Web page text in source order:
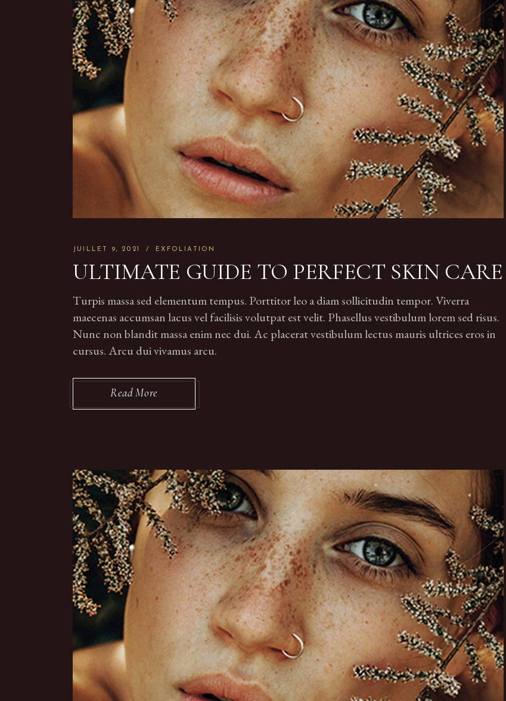
JUILLET 9, 2021 EXFOLIATION
ULTIMATE GUIDE TO PERFECT SKIN CARE
Turpis massa sed elementum tempus. Porttitor leo a diam sollicitudin tempor. Viverra
maecenas accumsan lacus vel facilisis volutpat est velit. Phasellus vestibulum lorem sed risus.
Nunc non blandit massa enim nec dui. Ac placerat vestibulum lectus mauris ultrices eros in
cursus. Arcu dui vivamus arcu.
Read More